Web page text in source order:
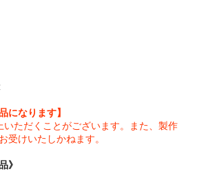
になります】
いただくことがございます。また、製作
受けいたしかねます。
》